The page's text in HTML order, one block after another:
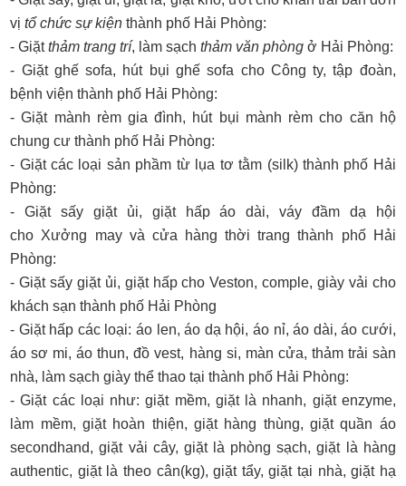
vịtổ chức sự kiện thành phố Hải Phòng:
- Giặtthảm trang trí, làm sạchthảm văn phòng ở Hải Phòng:
- Giặt ghế sofa, hút bụi ghế sofa cho Công ty, tập đoàn,
bệnh viện thành phố Hải Phòng:
- Giặt mành rèm gia đình, hút bụi mành rèm cho căn hộ
chung cư thành phố Hải Phòng:
- Giặt các loại sản phầm từ lụa tơ tằm (silk) thành phố Hải
Phòng:
- Giặt sấy giặt ủi, giặt hấp áo dài, váy đầm dạ hội
cho Xưởng may và cửa hàng thời trang thành phố Hải
Phòng:
- Giặt sấy giặt ủi, giặt hấp cho Veston, comple, giày vải cho
khách sạn thành phố Hải Phòng
- Giặt hấp các loại: áo len, áo dạ hội, áo nỉ, áo dài, áo cưới,
áo sơ mi, áo thun, đồ vest, hàng si, màn cửa, thảm trải sàn
nhà, làm sạch giày thể thao tại thành phố Hải Phòng:
- Giặt các loại như: giặt mềm, giặt là nhanh, giặt enzyme,
làm mềm, giặt hoàn thiện, giặt hàng thùng, giặt quần áo
secondhand, giặt vải cây, giặt là phòng sạch, giặt là hàng
authentic, giặt là theo cân(kg), giặt tẩy, giặt tại nhà, giặt hạ